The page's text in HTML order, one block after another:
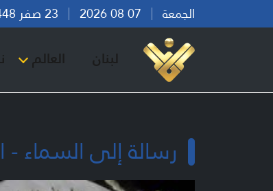
الجمعة
لبنان العالم
رسالة إلى السماء